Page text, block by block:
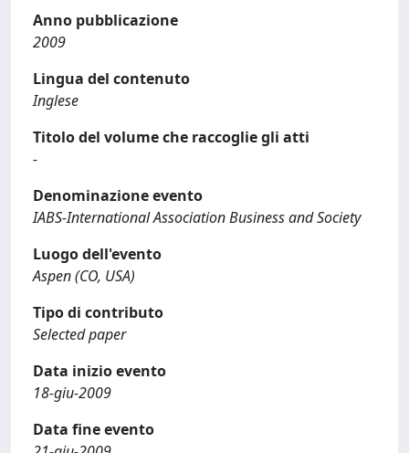
Anno pubblicazione
2009
Lingua del contenuto
Inglese
Titolo del volume che raccoglie gli atti
-
Denominazione evento
IABS-International Association Business and Society
Luogo dell'evento
Aspen (CO, USA)
Tipo di contributo
Selected paper
Data inizio evento
18-giu-2009
Data fine evento